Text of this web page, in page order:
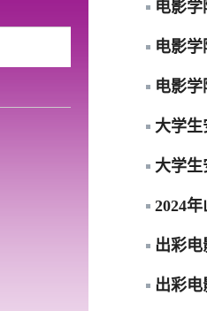
电影
电影
电影
大学
大学
2024
出彩
出彩